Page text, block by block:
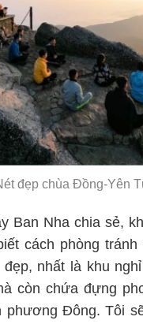
đẹp chùa Đồng-Yên
Ban Nha chia sẻ,
cách phòng
nhất là khu
còn chứa đựng
phương Đông. Tôi